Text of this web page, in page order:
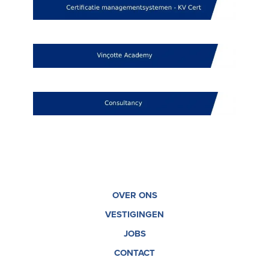
OVER ONS
VESTIGINGEN
JOBS
CONTACT